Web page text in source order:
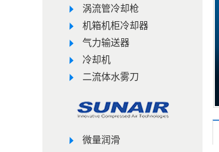
涡流管冷却枪
机箱机柜冷却器
气力输送器
冷却机
二流体水雾刀
微量润滑